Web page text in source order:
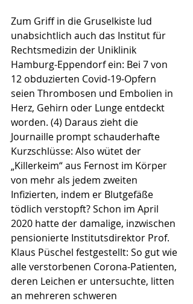
Zum Griff in die Gruselkiste lud
unabsichtlich auch das Institut für
Rechtsmedizin der Uniklinik
Hamburg-Eppendorf ein: Bei 7 von
12 obduzierten Covid-19-Opfern
seien Thrombosen und Embolien in
Herz, Gehirn oder Lunge entdeckt
worden. (4) Daraus zieht die
Journaille prompt schauderhafte
Kurzschlüsse: Also wütet der
„Killerkeim“ aus Fernost im Körper
von mehr als jedem zweiten
Infizierten, indem er Blutgefäße
tödlich verstopft? Schon im April
2020 hatte der damalige, inzwischen
pensionierte Institutsdirektor Prof.
Klaus Püschel festgestellt: So gut wie
alle verstorbenen Corona-Patienten,
deren Leichen er untersuchte, litten
an mehreren schweren